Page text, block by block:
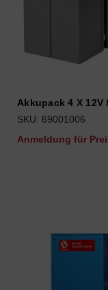
Akkupack 4 X 12V
SKU: 69001006
Anmeldung für